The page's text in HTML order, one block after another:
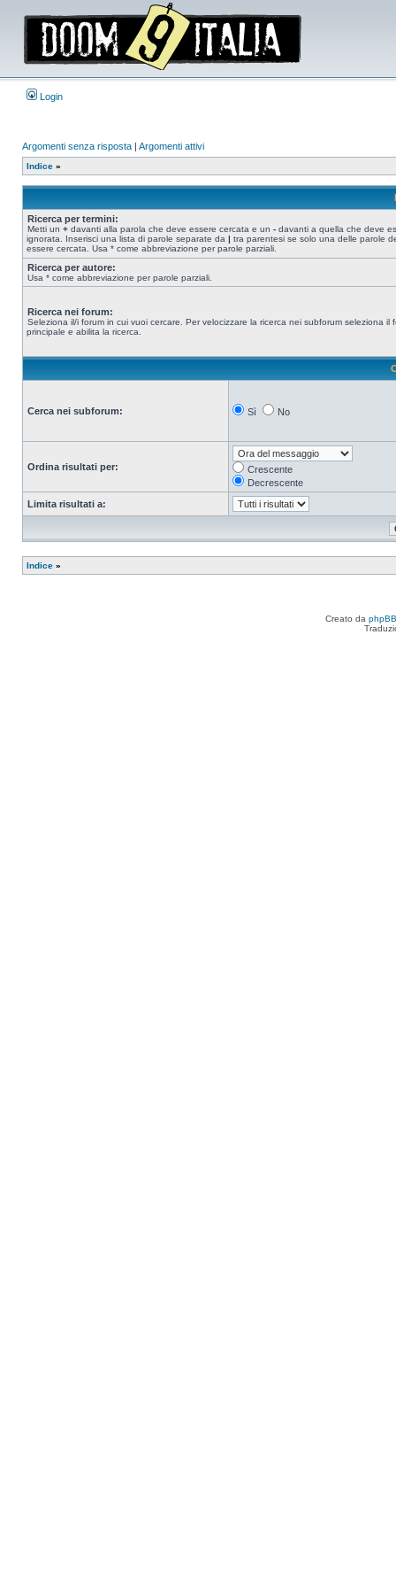
Login
Argomenti senza risposta | Argomenti attivi
Indice »
Ricerca per termini:
Metti un + davanti alla parola che deve essere cercata e un - davanti a quella che deve
ignorata. Inserisci una lista di parole separate da | tra parentesi se solo una delle parole
essere cercata. Usa * come abbreviazione per parole parziali.
Ricerca per autore:
Usa * come abbreviazione per parole parziali.
Ricerca nei forum:
Seleziona il/i forum in cui vuoi cercare. Per velocizzare la ricerca nei subforum seleziona il
principale e abilita la ricerca.
Cerca nei subforum: Sì No
Ordina risultati per:
Crescente
Decrescente
Limita risultati a:
Indice »
Creato da phpBB